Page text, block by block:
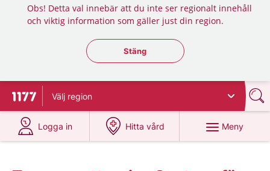
Obs! Detta val innebär att du inte ser regionalt innehåll
och viktig information som gäller just din region.
Stäng regionsväljaren
Stäng
Till startsidan för 1177
Välj region
Logga in
på 1177.se
Hitta vård
på 1177.se
Meny